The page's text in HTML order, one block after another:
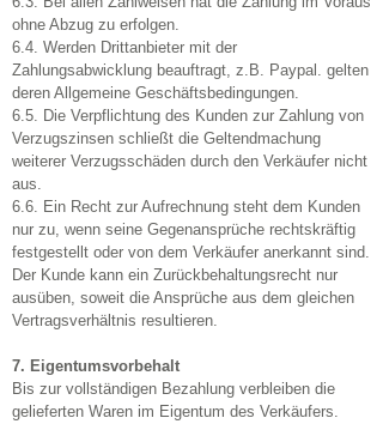
ohne Abzug zu erfolgen.
6.4. Werden Drittanbieter mit der
Zahlungsabwicklung beauftragt, z.B. Paypal. gelten
deren Allgemeine Geschäftsbedingungen.
6.5. Die Verpflichtung des Kunden zur Zahlung von
Verzugszinsen schließt die Geltendmachung
weiterer Verzugsschäden durch den Verkäufer nicht
aus.
6.6. Ein Recht zur Aufrechnung steht dem Kunden
nur zu, wenn seine Gegenansprüche rechtskräftig
festgestellt oder von dem Verkäufer anerkannt sind.
Der Kunde kann ein Zurückbehaltungsrecht nur
ausüben, soweit die Ansprüche aus dem gleichen
Vertragsverhältnis resultieren.
7. Eigentumsvorbehalt
Bis zur vollständigen Bezahlung verbleiben die
gelieferten Waren im Eigentum des Verkäufers.